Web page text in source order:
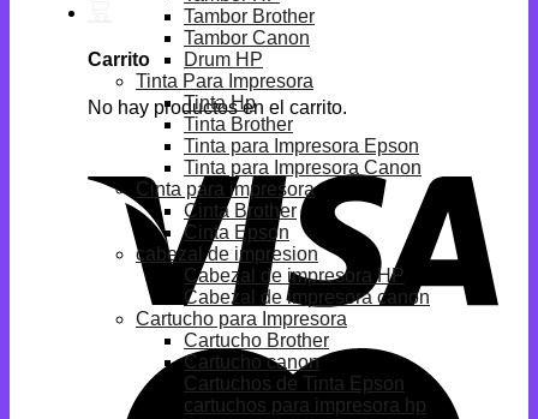
Carrito
No hay productos en el carrito.
Tambor Brother
Tambor Canon
Drum HP
Tinta Para Impresora
Tinta Hp
Tinta Brother
Tinta para Impresora Epson
Tinta para Impresora Canon
Cinta para impresora
Cinta Brother
Cinta Epson
cabezal de impresion
Cabezal de impresora HP
Cabezal de impresora canon
Cartucho para Impresora
Cartucho Brother
Cartucho canon
Cartuchos de Tinta Epson
cartuchos para impresora hp